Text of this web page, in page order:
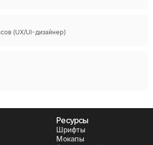
(UX/UI-дизайнер)
Ресурсы
Шрифты
Мокапы